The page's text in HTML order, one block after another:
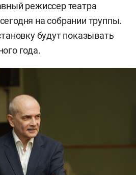
режиссер театра
на собрании труппы.
будут показывать
года.